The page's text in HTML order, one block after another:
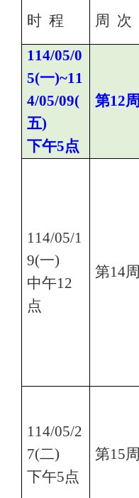
时 程 周 次
114/05/0
5(一)~11
4/05/09(
五)
下午5点
第12周
114/05/1
9(一)
中午12
点
第14周
114/05/2
7(二)
下午5点
第15周